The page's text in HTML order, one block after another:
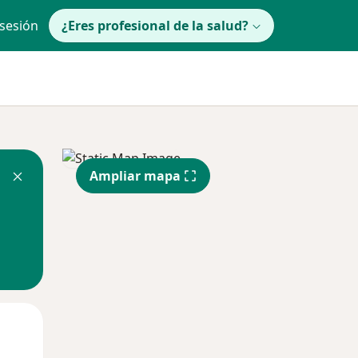
¿Eres profesional de la salud?
Ampliar mapa